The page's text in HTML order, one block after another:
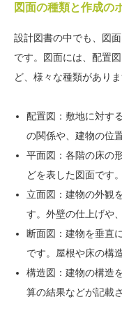
図面の種類と作成の
設計図書の中でも、図
です。図面には、配置
ど、様々な種類がありま
配置図：敷地に対す
の関係や、建物の位
平面図：各階の床の
どを表した図面です。
立面図：建物の外観
す。外壁の仕上げや
断面図：建物を垂直
です。屋根や床の構
構造図：建物の構造
算の結果などが記載